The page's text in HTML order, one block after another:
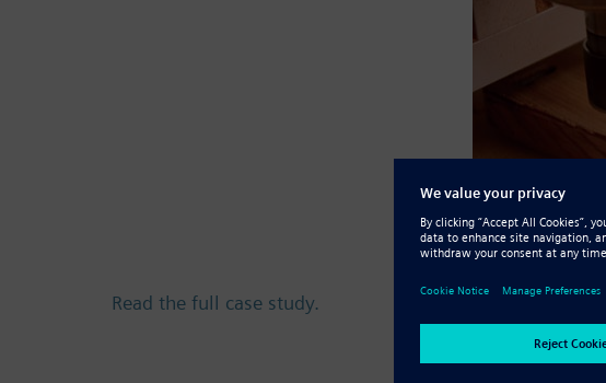
Read the full case study.